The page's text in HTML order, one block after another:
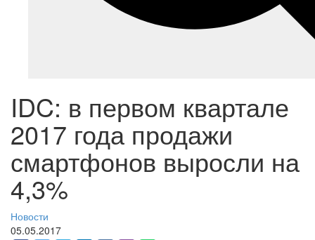
IDC: в первом квартале
2017 года продажи
смартфонов выросли на
4,3%
Новости
05.05.2017